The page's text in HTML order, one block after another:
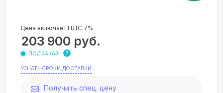
Цена включает НДС 7%
203 900 руб.
ПОД ЗАКАЗ
УЗНАТЬ СРОКИ ДОСТАВКИ
Получить спец. цену